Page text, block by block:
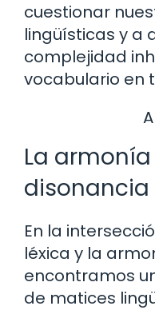
cuestionar
lingüísticas y a
complejidad
vocabulario en
La
disonancia
En la
léxica y la
encontramos
de matices